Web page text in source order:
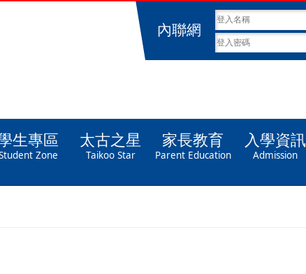
內聯網
生專區
Zone
太古之星
Taikoo Star
家長教育
Parent Education
入學資訊
Admission